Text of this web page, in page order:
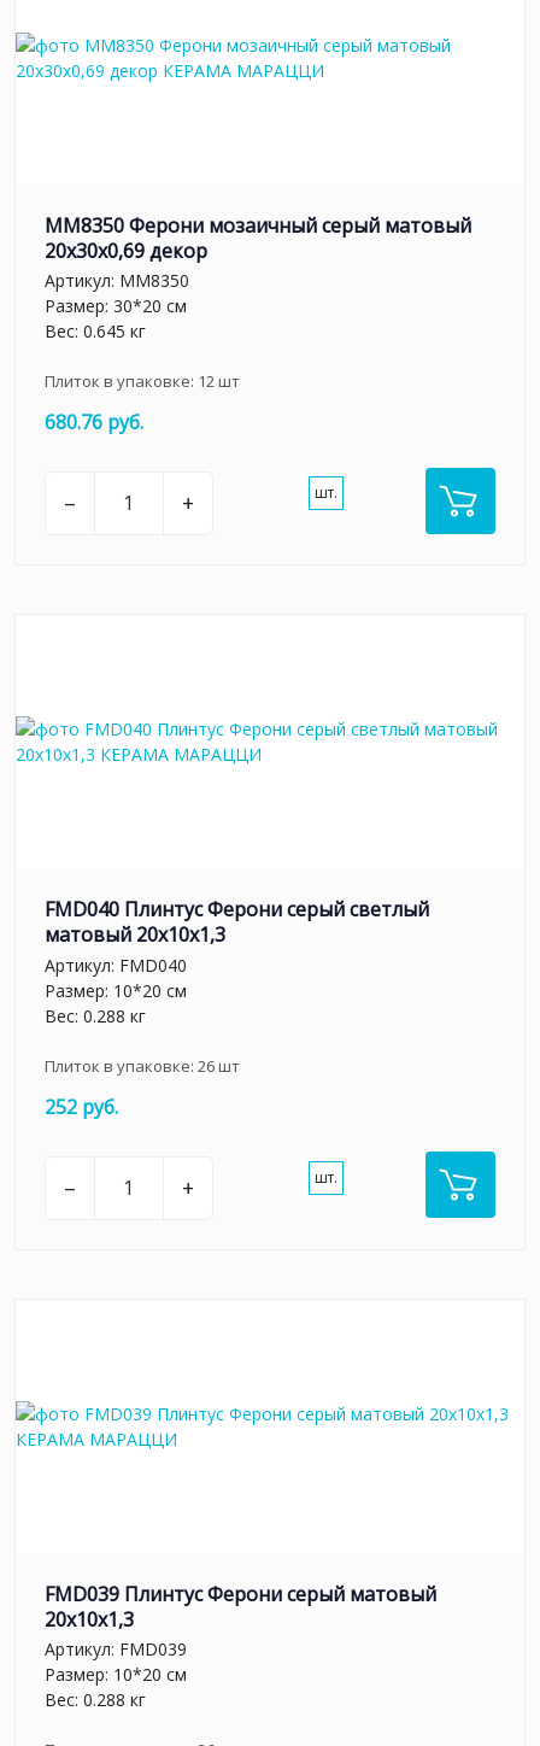
MM8350 Ферони мозаичный серый матовый
20x30x0,69 декор
Артикул: MM8350
Размер: 30*20 см
Вес: 0.645 кг
Плиток в упаковке: 12шт
680.76 руб.
– + шт.
FMD040 Плинтус Ферони серый светлый
матовый 20x10x1,3
Артикул: FMD040
Размер: 10*20 см
Вес: 0.288 кг
Плиток в упаковке: 26шт
252 руб.
– + шт.
FMD039 Плинтус Ферони серый матовый
20x10x1,3
Артикул: FMD039
Размер: 10*20 см
Вес: 0.288 кг